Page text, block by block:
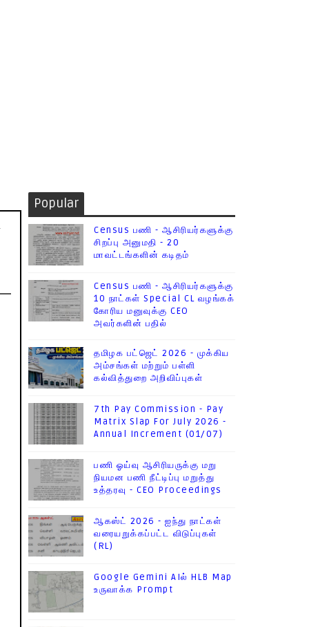
Popular
Census பணி - ஆசிரியர்களுக்கு
சிறப்பு அனுமதி - 20
மாவட்டங்களின் கடிதம்
Census பணி - ஆசிரியர்களுக்கு
10 நாட்கள் Special CL வழங்கக்
கோரிய மனுவுக்கு CEO
அவர்களின் பதில்
தமிழக பட்ஜெட் 2026 - முக்கிய
அம்சங்கள் மற்றும் பள்ளி
கல்வித்துறை அறிவிப்புகள்
7th Pay Commission - Pay
Matrix Slap For July 2026 -
Annual Increment (01/07)
பணி ஓய்வு ஆசிரியருக்கு மறு
நியமன பணி நீட்டிப்பு மறுத்து
உத்தரவு - CEO Proceedings
ஆகஸ்ட் 2026 - ஐந்து நாட்கள்
வரையறுக்கப்பட்ட விடுப்புகள்
(RL)
Google Gemini AIல் HLB Map
உருவாக்க Prompt